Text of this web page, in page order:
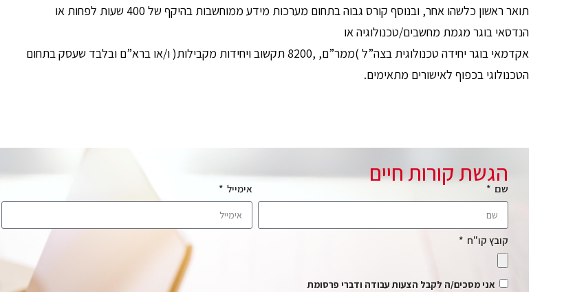
תואר ראשון כלשהו אחר, ובנוסף קורס גבוה בתחום מערכות מידע ממוחשבות בהיקף של 400 שעות לפחות או
הנדסאי בוגר מגמת מחשבים/טכנולוגיה או
אקדמאי בוגר יחידה טכנולוגית בצה”ל )ממר”ם, ,8200 תקשוב ויחידות מקבילות( ו/או ברא”ם ובלבד שעסק בתחום
הטכנולוגי בכפוף לאישורים מתאימים.
הגשת קורות חיים
שם אימייל
קובץ קו"ח
אני מסכים/ה לקבל הצעות עבודה ודברי פרסומת